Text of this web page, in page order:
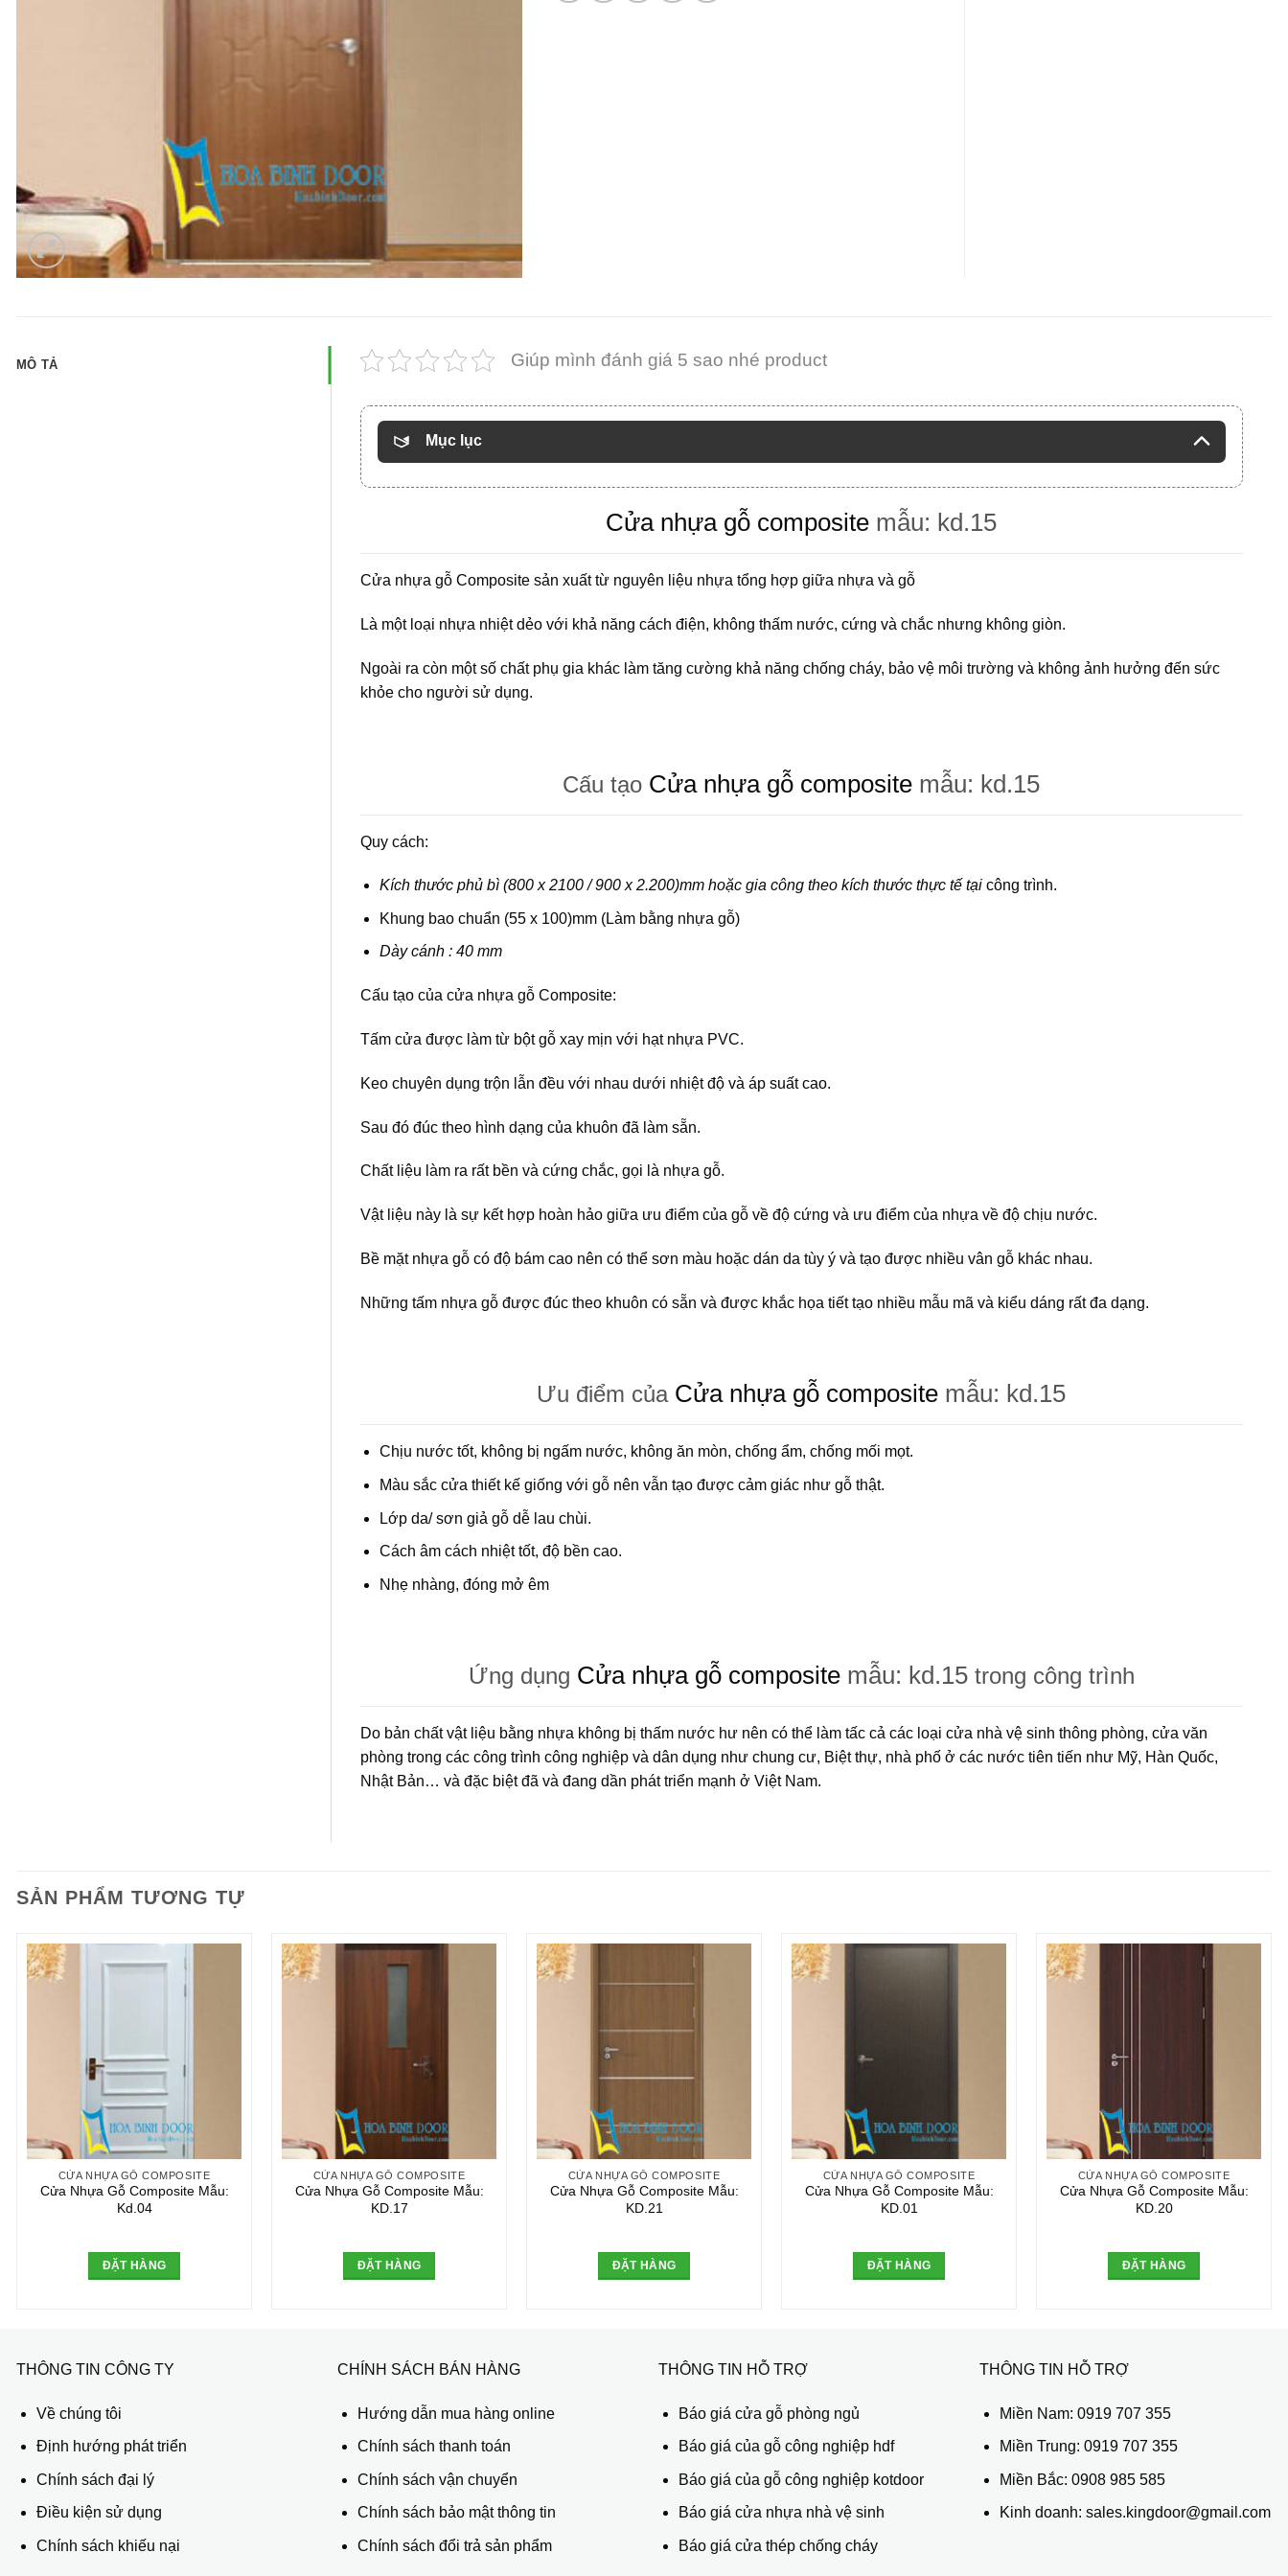
MÔ TẢ Giúp mình đánh giá 5 sao nhé product
Mục lục
Cửa nhựa gỗ composite mẫu: kd.15
Cửa nhựa gỗ Composite sản xuất từ nguyên liệu nhựa tổng hợp giữa nhựa và gỗ
Là một loại nhựa nhiệt dẻo với khả năng cách điện, không thấm nước, cứng và chắc nhưng không giòn.
Ngoài ra còn một số chất phụ gia khác làm tăng cường khả năng chống cháy, bảo vệ môi trường và không ảnh hưởng đến sức
khỏe cho người sử dụng.
Cấu tạo Cửa nhựa gỗ composite mẫu: kd.15
Quy cách:
Kích thước phủ bì (800 x 2100 / 900 x 2.200)mm hoặc gia công theo kích thước thực tế tạicông trình.
Khung bao chuẩn (55 x 100)mm (Làm bằng nhựa gỗ)
Dày cánh : 40 mm
Cấu tạo của cửa nhựa gỗ Composite:
Tấm cửa được làm từ bột gỗ xay mịn với hạt nhựa PVC.
Keo chuyên dụng trộn lẫn đều với nhau dưới nhiệt độ và áp suất cao.
Sau đó đúc theo hình dạng của khuôn đã làm sẵn.
Chất liệu làm ra rất bền và cứng chắc, gọi là nhựa gỗ.
Vật liệu này là sự kết hợp hoàn hảo giữa ưu điểm của gỗ về độ cứng và ưu điểm của nhựa về độ chịu nước.
Bề mặt nhựa gỗ có độ bám cao nên có thể sơn màu hoặc dán da tùy ý và tạo được nhiều vân gỗ khác nhau.
Những tấm nhựa gỗ được đúc theo khuôn có sẵn và được khắc họa tiết tạo nhiều mẫu mã và kiểu dáng rất đa dạng.
Ưu điểm của Cửa nhựa gỗ composite mẫu: kd.15
Chịu nước tốt, không bị ngấm nước, không ăn mòn, chống ẩm, chống mối mọt.
Màu sắc cửa thiết kế giống với gỗ nên vẫn tạo được cảm giác như gỗ thật.
Lớp da/ sơn giả gỗ dễ lau chùi.
Cách âm cách nhiệt tốt, độ bền cao.
Nhẹ nhàng, đóng mở êm
Ứng dụng Cửa nhựa gỗ compositemẫu: kd.15 trong công trình
Do bản chất vật liệu bằng nhựa không bị thấm nước hư nên có thể làm tấc cả các loại cửa nhà vệ sinh thông phòng, cửa văn
phòng trong các công trình công nghiệp và dân dụng như chung cư, Biệt thự, nhà phố ở các nước tiên tiến như Mỹ, Hàn Quốc,
Nhật Bản… và đặc biệt đã và đang dần phát triển mạnh ở Việt Nam.
SẢN PHẨM TƯƠNG TỰ
CỬA NHỰA GỖ COMPOSITE
Cửa Nhựa Gỗ Composite Mẫu:
Kd.04
ĐẶT HÀNG
CỬA NHỰA GỖ COMPOSITE
Cửa Nhựa Gỗ Composite Mẫu:
KD.17
ĐẶT HÀNG
CỬA NHỰA GỖ COMPOSITE
Cửa Nhựa Gỗ Composite Mẫu:
KD.21
ĐẶT HÀNG
CỬA NHỰA GỖ COMPOSITE
Cửa Nhựa Gỗ Composite Mẫu:
KD.01
ĐẶT HÀNG
CỬA NHỰA GỖ COMPOSITE
Cửa Nhựa Gỗ Composite Mẫu:
KD.20
ĐẶT HÀNG
THÔNG TIN CÔNG TY
Về chúng tôi
Định hướng phát triển
Chính sách đại lý
Điều kiện sử dụng
Chính sách khiếu nại
CHÍNH SÁCH BÁN HÀNG
Hướng dẫn mua hàng online
Chính sách thanh toán
Chính sách vận chuyển
Chính sách bảo mật thông tin
Chính sách đổi trả sản phẩm
THÔNG TIN HỖ TRỢ
Báo giá cửa gỗ phòng ngủ
Báo giá của gỗ công nghiệp hdf
Báo giá của gỗ công nghiệp kotdoor
Báo giá cửa nhựa nhà vệ sinh
Báo giá cửa thép chống cháy
THÔNG TIN HỖ TRỢ
Miền Nam: 0919 707 355
Miền Trung: 0919 707 355
Miền Bắc: 0908 985 585
Kinh doanh: sales.kingdoor@gmail.com